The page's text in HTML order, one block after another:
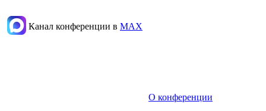
Канал конференции в МАХ
О конференции